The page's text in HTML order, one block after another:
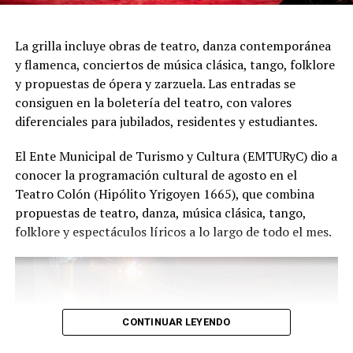
función hay meses de ensayo y un enorme trabajo en
equipo para emocionar y sorprender al
público", expresa Emmanuel Marín.
distinguida con los Premios Estrella de Mar 2024 y
2026 como Mejor Espectáculo de Danza y con el Premio
Faro de Oro 2024. Además, Emmanuel Marín y Lola
Gutiérrez Rey obtuvieron el subcampeonato en el
Mundial de Tango de Buenos Aires.
realizar una gira por Europa. Además, recibió
la Declaración de Interés Cultural como Embajadores
La grilla incluye obras de teatro, danza contemporánea
y flamenca, conciertos de música clásica, tango, folklore
y propuestas de ópera y zarzuela. Las entradas se
consiguen en la boletería del teatro, con valores
diferenciales para jubilados, residentes y estudiantes.
El Ente Municipal de Turismo y Cultura (EMTURyC) dio a
conocer la programación cultural de agosto en el
Teatro Colón (Hipólito Yrigoyen 1665), que combina
propuestas de teatro, danza, música clásica, tango,
folklore y espectáculos líricos a lo largo de todo el mes.
CONTINUAR LEYENDO